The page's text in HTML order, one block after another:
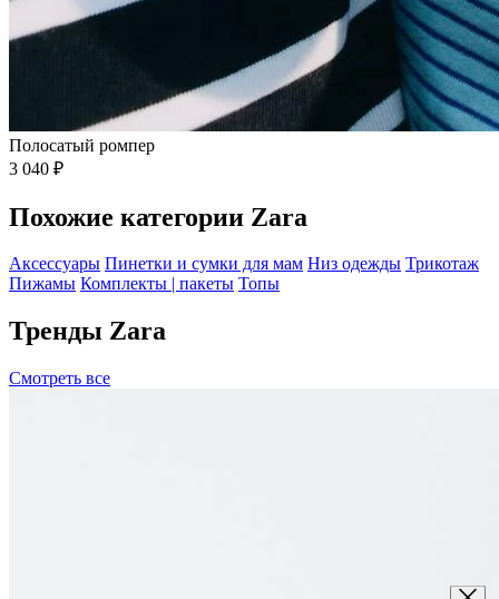
Полосатый ромпер
3 040 ₽
Похожие категории Zara
Аксессуары Пинетки и сумки для мам Низ одежды Трикотаж
Пижамы Комплекты | пакеты Топы
Тренды Zara
Смотреть все